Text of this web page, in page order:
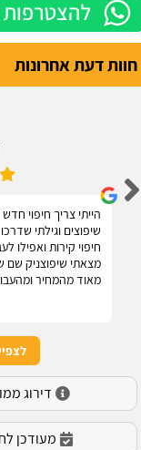
חוות דעת אחרונות
הייתי צריך חיפוי
שיפוצים וגילתי
חיפוי קירות ואפילו
מצאתי שיפוצניק שם
מאוד מהמחיר
דירוג ממוצע 4.7 לפי
מעודכן